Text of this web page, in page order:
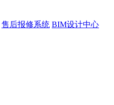
售后报修系统 BIM设计中心